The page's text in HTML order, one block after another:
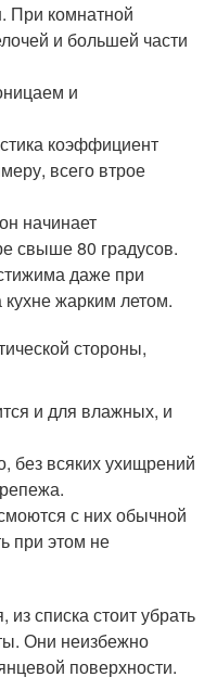
При комнатной
и большей части
и
коэффициент
всего втрое
начинает
свыше 80 градусов.
даже при
жарким летом.
стороны,
и для влажных, и
без всяких ухищрений
с них обычной
при этом не
списка стоит убрать
Они неизбежно
поверхности.